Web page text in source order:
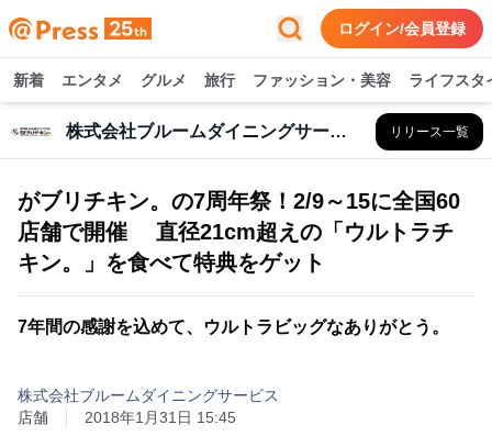
ログイン/会員登録
新着 エンタメ グルメ 旅行 ファッション・美容 ライフスタ
株式会社ブルームダイニングサービス リリース一覧
がブリチキン。の7周年祭！2/9～15に全国60
店舗で開催 直径21cm超えの「ウルトラチ
キン。」を食べて特典をゲット
7年間の感謝を込めて、ウルトラビッグなありがとう。
株式会社ブルームダイニングサービス
店舗
2018年1月31日 15:45